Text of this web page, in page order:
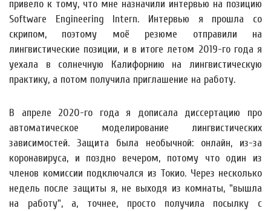
привело к тому, что мне назначили интервью на позицию
Software Engineering Intern. Интервью я прошла со
скрипом, поэтому моё резюме отправили на
лингвистические позиции, и в итоге летом 2019-го года я
уехала в солнечную Калифорнию на лингвистическую
практику, а потом получила приглашение на работу.
В апреле 2020-го года я дописала диссертацию про
автоматическое моделирование лингвистических
зависимостей. Защита была необычной: онлайн, из-за
коронавируса, и поздно вечером, потому что один из
членов комиссии подключался из Токио. Через несколько
недель после защиты я, не выходя из комнаты, "вышла
на работу", а, точнее, просто получила посылку с